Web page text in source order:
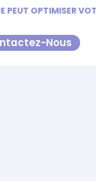
Nous
OPTIMISER